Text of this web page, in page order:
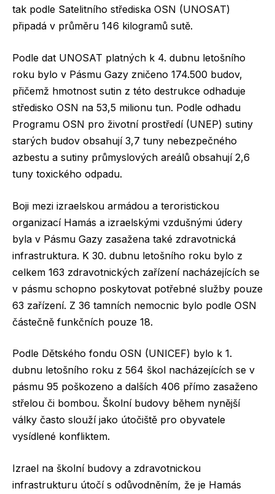
tak podle Satelitního střediska OSN (UNOSAT)
připadá v průměru 146 kilogramů sutě.
Podle dat UNOSAT platných k 4. dubnu letošního
roku bylo v Pásmu Gazy zničeno 174.500 budov,
přičemž hmotnost sutin z této destrukce odhaduje
středisko OSN na 53,5 milionu tun. Podle odhadu
Programu OSN pro životní prostředí (UNEP) sutiny
starých budov obsahují 3,7 tuny nebezpečného
azbestu a sutiny průmyslových areálů obsahují 2,6
tuny toxického odpadu.
Boji mezi izraelskou armádou a teroristickou
organizací Hamás a izraelskými vzdušnými údery
byla v Pásmu Gazy zasažena také zdravotnická
infrastruktura. K 30. dubnu letošního roku bylo z
celkem 163 zdravotnických zařízení nacházejících se
v pásmu schopno poskytovat potřebné služby pouze
63 zařízení. Z 36 tamních nemocnic bylo podle OSN
částečně funkčních pouze 18.
Podle Dětského fondu OSN (UNICEF) bylo k 1.
dubnu letošního roku z 564 škol nacházejících se v
pásmu 95 poškozeno a dalších 406 přímo zasaženo
střelou či bombou. Školní budovy během nynější
války často slouží jako útočiště pro obyvatele
vysídlené konfliktem.
Izrael na školní budovy a zdravotnickou
infrastrukturu útočí s odůvodněním, že je Hamás